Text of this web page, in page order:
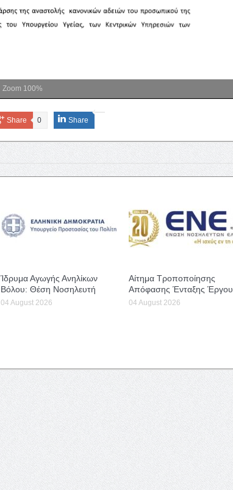
Zoom 100%
Share 0 Share
Ίδρυμα Αγωγής Ανηλίκων
Βόλου: Θέση Νοσηλευτή
04 August 2026
Αίτημα Τροποποίησης
Απόφασης Ένταξης Έργου
04 August 2026